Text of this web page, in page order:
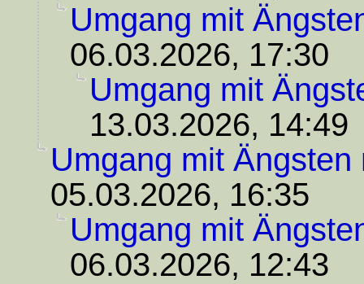
Umgang mit
06.03.2026, 17:30
Umgang mit
13.03.2026, 14:49
Umgang mit Ängsten
05.03.2026, 16:35
Umgang mit
06.03.2026, 12:43